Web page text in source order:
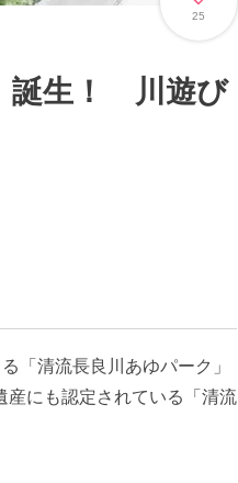
25
誕生！ 川遊び
「清流長良川あゆパーク」
産にも認定されている「清流